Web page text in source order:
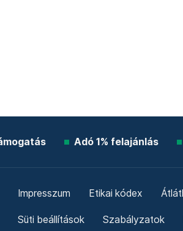
Adó 1% felajánlás
Impresszum Etikai kódex
Süti beállítások Szabályzatok